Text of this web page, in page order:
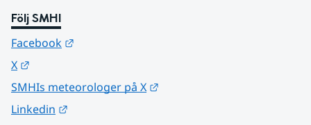
Följ SMHI
Facebook
X
SMHIs meteorologer på X
Linkedin